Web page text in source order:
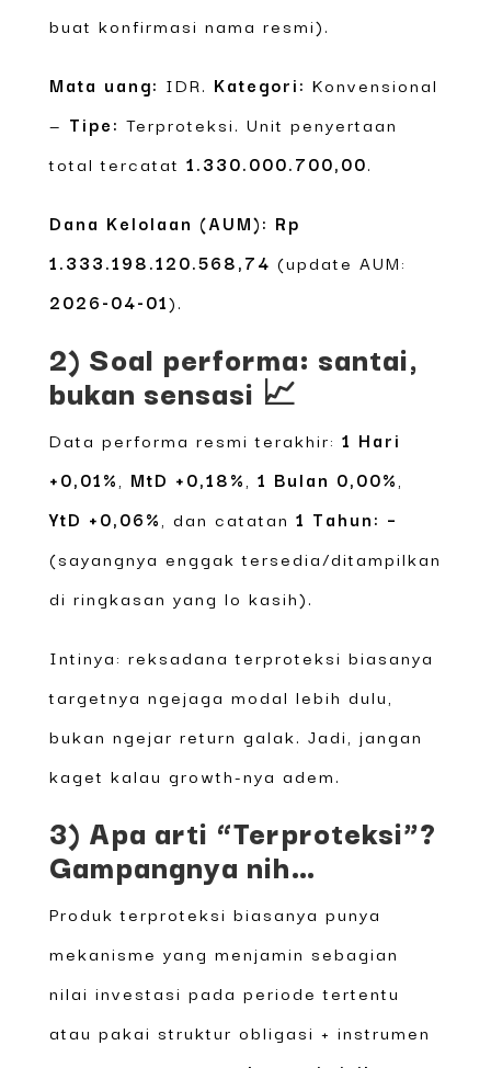
buat konfirmasi nama resmi).
Mata uang: IDR. Kategori: Konvensional
— Tipe: Terproteksi. Unit penyertaan
total tercatat 1.330.000.700,00.
Dana Kelolaan (AUM): Rp
1.333.198.120.568,74 (update AUM:
2026-04-01).
2) Soal performa: santai,
bukan sensasi 📈
Data performa resmi terakhir: 1 Hari
+0,01%
MtD +0,18% 1 Bulan 0,00%
YtD +0,06% , dan catatan 1 Tahun: –
(sayangnya enggak tersedia/ditampilkan
di ringkasan yang lo kasih).
Intinya: reksadana terproteksi biasanya
targetnya ngejaga modal lebih dulu,
bukan ngejar return galak. Jadi, jangan
kaget kalau growth-nya adem.
3) Apa arti “Terproteksi”?
Gampangnya nih…
Produk terproteksi biasanya punya
mekanisme yang menjamin sebagian
nilai investasi pada periode tertentu
atau pakai struktur obligasi + instrumen